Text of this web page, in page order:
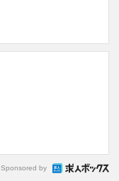
Sponsored by